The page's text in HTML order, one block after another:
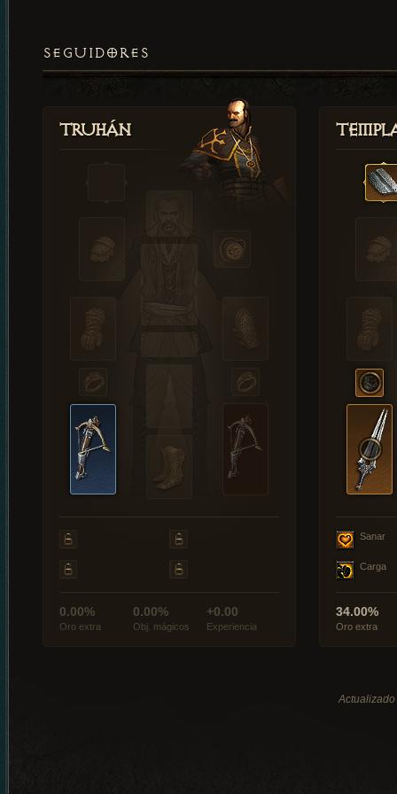
SEGUIDORES
Truhán
0.00%
Oro extra
0.00%
Obj. mágicos
+0.00
Experiencia
Sanar
Carga
34.00%
Oro extra